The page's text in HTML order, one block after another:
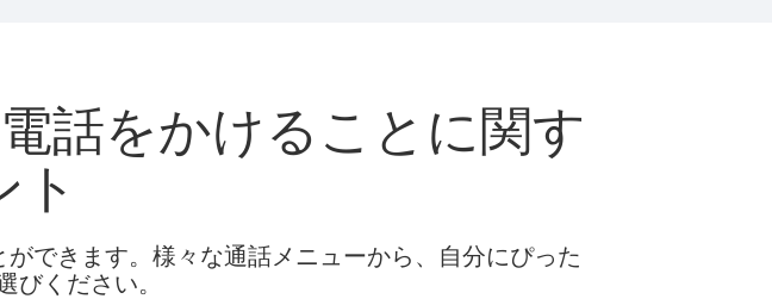
話をかけることに関す
ト
できます。様々な通話メニューから、自分にぴった
びください。